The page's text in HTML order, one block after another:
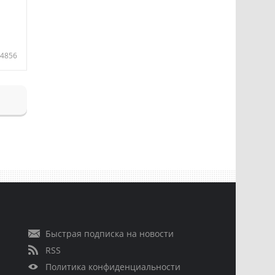
4856
Быстрая подписка на новости
RSS
Политика конфиденциальности